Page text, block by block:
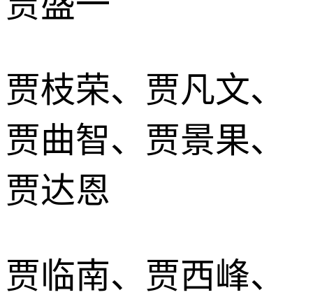
贾枝荣、贾凡文、
贾曲智、贾景果、
贾达恩
贾临南、贾西峰、